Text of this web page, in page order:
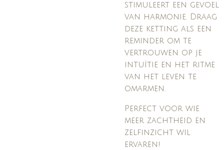
stimuleert een gevoel
van harmonie. Draag
deze ketting als een
reminder om te
vertrouwen op je
intuïtie en het ritme
van het leven te
omarmen.
Perfect voor wie
meer zachtheid en
zelfinzicht wil
ervaren!